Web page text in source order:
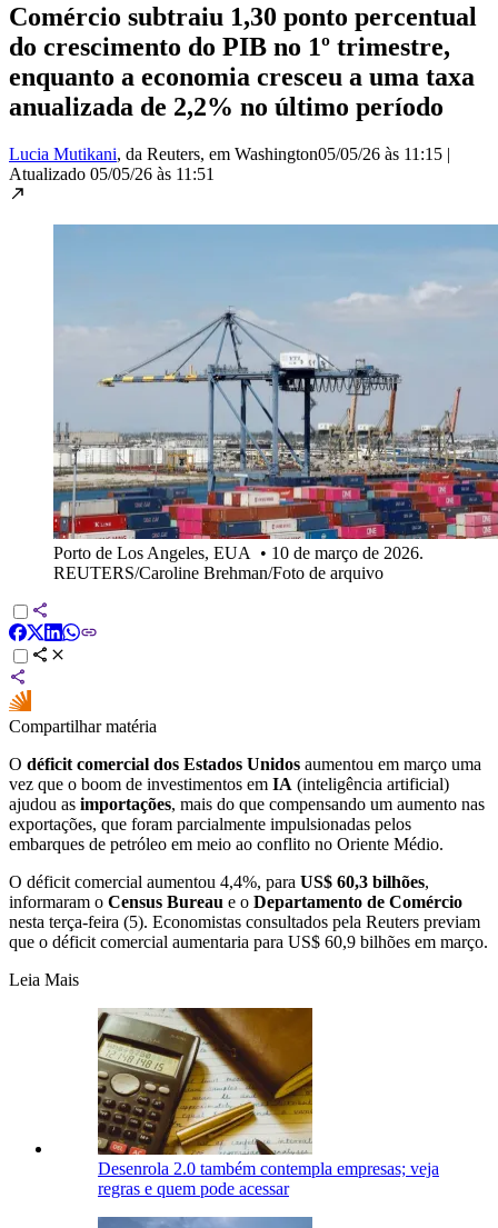
Comércio subtraiu 1,30 ponto percentual
do crescimento ‌do PIB no 1º trimestre,
enquanto a economia cresceu a uma taxa
anualizada de 2,2% no último período
Lucia Mutikani, da Reuters, em Washington05/05/26 às 11:15 |
Atualizado 05/05/26 às 11:51
Porto de Los Angeles, EUA • 10 de março de 2026.
REUTERS/Caroline Brehman/Foto de arquivo
Compartilhar matéria
O ​déficit comercial dos Estados Unidos aumentou em março uma
vez que o boom de investimentos em IA (inteligência artificial)
ajudou as importações, mais do que compensando um aumento nas
exportações, que foram parcialmente ⁠impulsionadas pelos ​
embarques de petróleo em meio ao conflito ​no Oriente Médio.
O déficit comercial aumentou 4,4%, para ⁠ US$ 60,3 bilhões,
informaram o ⁠ Census Bureau e o Departamento de Comércio
nesta terça-feira (5). Economistas consultados pela Reuters previam
⁠que o déficit comercial aumentaria para US$ 60,9 bilhões em março.
Leia Mais
Desenrola 2.0 também contempla empresas; veja
regras e quem pode acessar